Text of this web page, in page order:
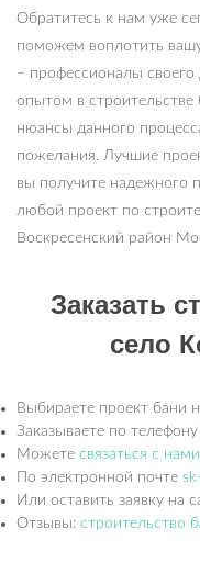
Обратитесь к нам уже
поможем воплотить
– профессионалы
опытом в строительстве
нюансы данного
пожелания. Лучшие
вы получите надежного
любой проект по
Воскресенский район
Заказать
село
Выбираете проект бани
Заказываете по телефону
Можете связаться с
По электронной почте
Или оставить заявку на
Отзывы: строительство